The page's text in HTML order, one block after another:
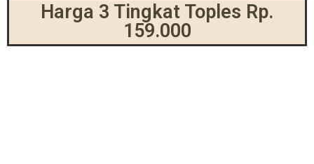
Harga 3 Tingkat Toples Rp.
159.000